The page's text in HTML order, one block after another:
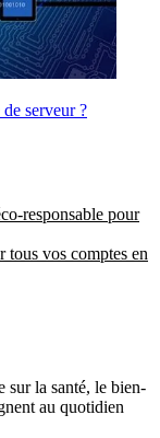
serveur ?
responsable pour
tous vos comptes en
sur la santé, le bien-
au quotidien